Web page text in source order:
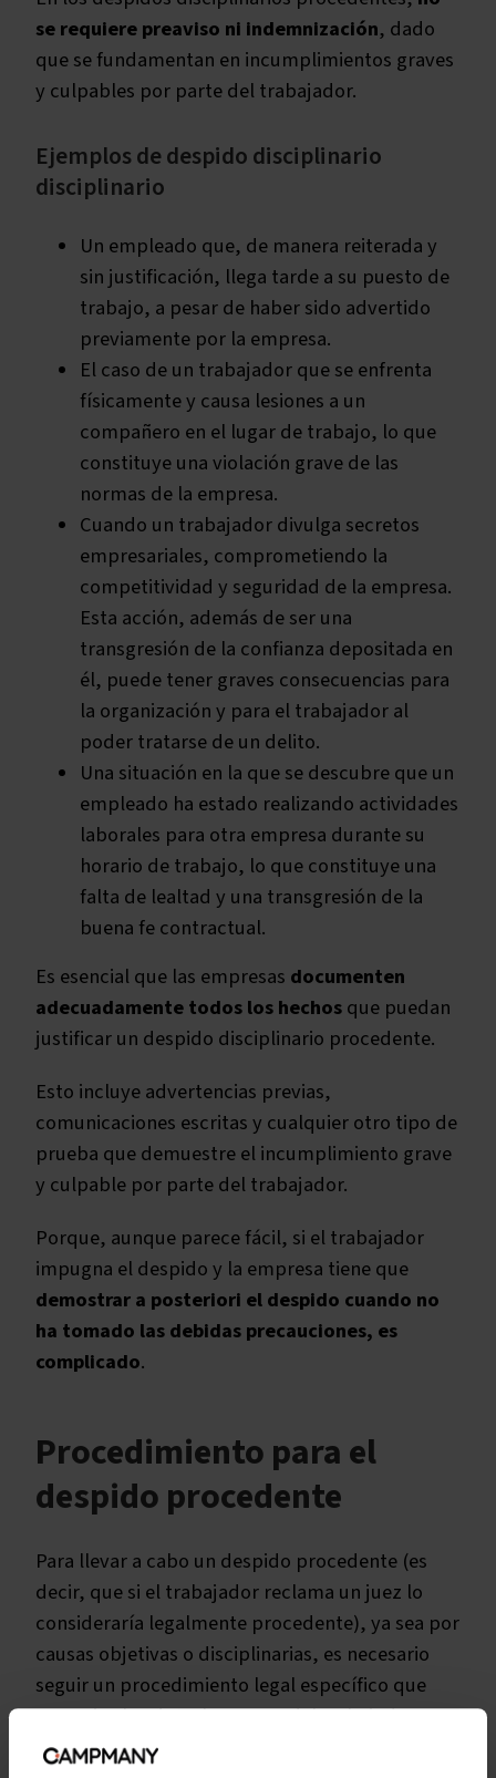
se requiere preaviso ni indemnización, dado
que se fundamentan en incumplimientos graves
y culpables por parte del trabajador.
Ejemplos de despido disciplinario
disciplinario
Un empleado que, de manera reiterada y
sin justificación, llega tarde a su puesto de
trabajo, a pesar de haber sido advertido
previamente por la empresa.
El caso de un trabajador que se enfrenta
físicamente y causa lesiones a un
compañero en el lugar de trabajo, lo que
constituye una violación grave de las
normas de la empresa.
Cuando un trabajador divulga secretos
empresariales, comprometiendo la
competitividad y seguridad de la empresa.
Esta acción, además de ser una
transgresión de la confianza depositada en
él, puede tener graves consecuencias para
la organización y para el trabajador al
poder tratarse de un delito.
Una situación en la que se descubre que un
empleado ha estado realizando actividades
laborales para otra empresa durante su
horario de trabajo, lo que constituye una
falta de lealtad y una transgresión de la
buena fe contractual.
Es esencial que las empresas documenten
adecuadamente todos los hechosque puedan
justificar un despido disciplinario procedente.
Esto incluye advertencias previas,
comunicaciones escritas y cualquier otro tipo de
prueba que demuestre el incumplimiento grave
y culpable por parte del trabajador.
Porque, aunque parece fácil, si el trabajador
impugna el despido y la empresa tiene que
demostrar a posteriori el despido cuando no
ha tomado las debidas precauciones, es
complicado.
Procedimiento para el
despido procedente
Para llevar a cabo un despido procedente (es
decir, que si el trabajador reclama un juez lo
consideraría legalmente procedente), ya sea por
causas objetivas o disciplinarias, es necesario
seguir un procedimiento legal específico que
garantice los derechos tanto del trabajador
como del empleador.